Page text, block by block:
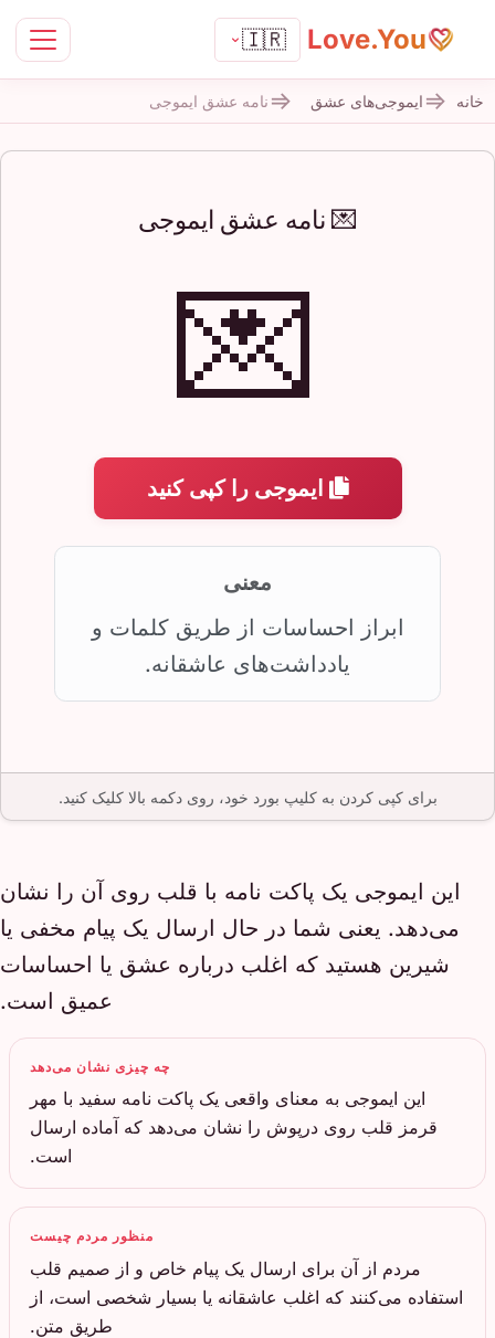
Love.You
🇮🇷
خانه ایموجی‌های عشق نامه عشق ایموجی
💌 نامه عشق ایموجی
💌
ایموجی را کپی کنید
معنی
ابراز احساسات از طریق کلمات و
یادداشت‌های عاشقانه.
برای کپی کردن به کلیپ بورد خود، روی دکمه بالا کلیک کنید.
این ایموجی یک پاکت نامه با قلب روی آن را نشان
می‌دهد. یعنی شما در حال ارسال یک پیام مخفی یا
شیرین هستید که اغلب درباره عشق یا احساسات
عمیق است.
چه چیزی نشان می‌دهد
این ایموجی به معنای واقعی یک پاکت نامه سفید با مهر
قرمز قلب روی درپوش را نشان می‌دهد که آماده ارسال
است.
منظور مردم چیست
مردم از آن برای ارسال یک پیام خاص و از صمیم قلب
استفاده می‌کنند که اغلب عاشقانه یا بسیار شخصی است، از
طریق متن.